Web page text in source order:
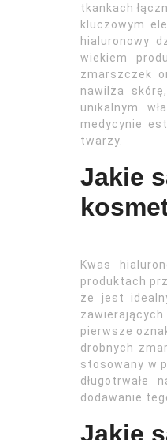
tkankach
kluczowym
hialuronowy
wiekiem
zmarszczek
nawilża
unikalnym
medycynie
twarzy.
Jakie
Kwas
produktach
że jest
pierwsze
drobnych
stosowany w
długotrwałe
dodawanie
Jakie